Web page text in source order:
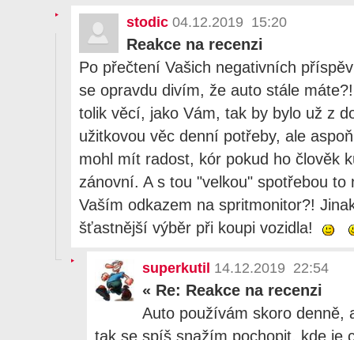
stodic 04.12.2019 15:20
Reakce na recenzi
Po přečtení Vašich negativních
se opravdu divím, že auto stále
tolik věcí, jako Vám, tak by bylo už z
užitkovou věc denní potřeby, ale
mohl mít radost, kór pokud ho člověk
zánovní. A s tou "velkou" spotřebou to
Vaším odkazem na spritmonitor?!
šťastnější výběr při koupi vozidla!
superkutil 14.12.2019 22:54
« Re: Reakce na recenzi
Auto používám skoro denně,
tak se spíš snažím pochopit, kde je